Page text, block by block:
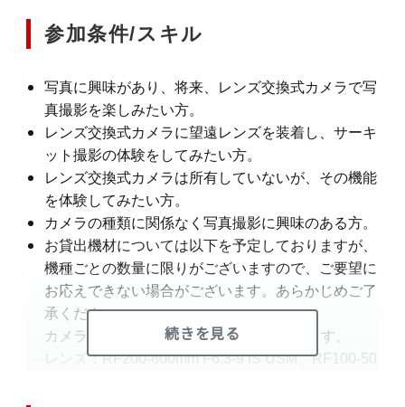
その場での質問にも随時お答えします。
参加条件/スキル
写真に興味があり、将来、レンズ交換式カメラで写
真撮影を楽しみたい方。
レンズ交換式カメラに望遠レンズを装着し、サーキ
ット撮影の体験をしてみたい方。
レンズ交換式カメラは所有していないが、その機能
を体験してみたい方。
カメラの種類に関係なく写真撮影に興味のある方。
お貸出機材については以下を予定しておりますが、
機種ごとの数量に限りがございますので、ご要望に
お応えできない場合がございます。あらかじめご了
承ください。
カメラ：EOS R6 Mark II を予定しております 。
レンズ：RF200-800mm F6.3-9 IS USM、RF100-50
続きを見る